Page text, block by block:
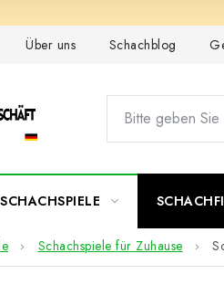
Über uns Schachblog
SCHACHSPIELE
Schachspiele für Zuhause